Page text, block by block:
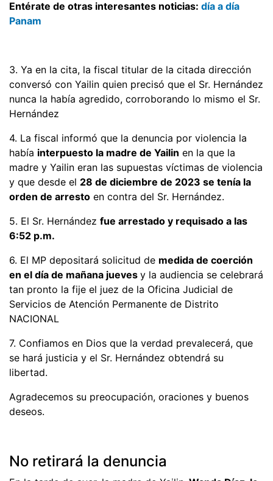
Entérate de otras interesantes noticias: día a día
Panam
3. Ya en la cita, la fiscal titular de la citada dirección
conversó con Yailin quien precisó que el Sr. Hernández
nunca la había agredido, corroborando lo mismo el Sr.
Hernández
4. La fiscal informó que la denuncia por violencia la
había interpuesto la madre de Yailin en la que la
madre y Yailin eran las supuestas víctimas de violencia
y que desde el 28 de diciembre de 2023 se tenía la
orden de arresto en contra del Sr. Hernández.
5. El Sr. Hernández fue arrestado y requisado a las
6:52 p.m.
6. El MP depositará solicitud de medida de coerción
en el día de mañana jueves y la audiencia se celebrará
tan pronto la fije el juez de la Oficina Judicial de
Servicios de Atención Permanente de Distrito
NACIONAL
7. Confiamos en Dios que la verdad prevalecerá, que
se hará justicia y el Sr. Hernández obtendrá su
libertad.
Agradecemos su preocupación, oraciones y buenos
deseos.
No retirará la denuncia